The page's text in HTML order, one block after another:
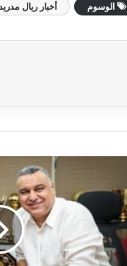
الوسوم أخبار ريال